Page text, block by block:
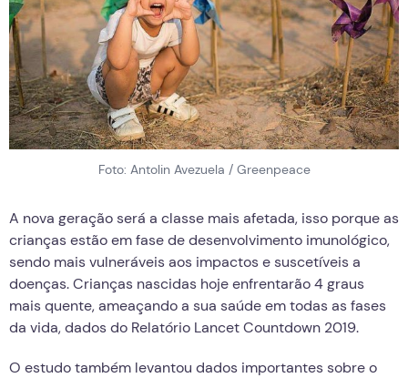
Foto: Antolin Avezuela / Greenpeace
A nova geração será a classe mais afetada, isso porque as
crianças estão em fase de desenvolvimento imunológico,
sendo mais vulneráveis aos impactos e suscetíveis a
doenças. Crianças nascidas hoje enfrentarão 4 graus
mais quente, ameaçando a sua saúde em todas as fases
da vida, dados do Relatório Lancet Countdown 2019.
O estudo também levantou dados importantes sobre o